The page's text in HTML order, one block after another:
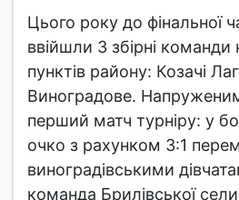
Цього року до фінальної
ввійшли 3 збірні команди
пунктів району: Козачі
Виноградове.
перший матч турніру: у
очко з рахунком 3:1
виноградівськими
команда Брилівської